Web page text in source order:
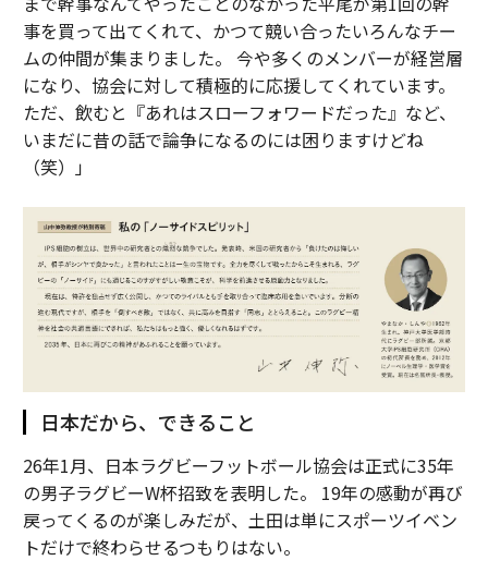
事を買って出てくれて、かつて競い合ったいろんなチー
ムの仲間が集まりました。 今や多くのメンバーが経営層
になり、協会に対して積極的に応援してくれています。
ただ、飲むと『あれはスローフォワードだった』など、
いまだに昔の話で論争になるのには困りますけどね
（笑）」
日本だから、できること
26年1月、日本ラグビーフットボール協会は正式に35年
の男子ラグビーW杯招致を表明した。 19年の感動が再び
戻ってくるのが楽しみだが、土田は単にスポーツイベン
トだけで終わらせるつもりはない。